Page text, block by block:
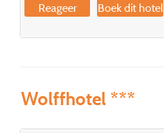
Reageer Boek dit hotel
Wolffhotel ***